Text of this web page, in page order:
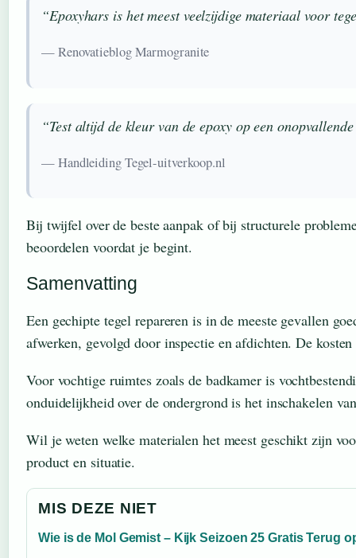
“Epoxyhars is het meest veelzijdige materiaal voor
— Renovatieblog Marmogranite
“Test altijd de kleur van de epoxy op een
— Handleiding Tegel-uitverkoop.nl
Bij twijfel over de beste aanpak of bij structurele
beoordelen voordat je begint.
Samenvatting
Een gechipte tegel repareren is in de meeste gevallen
afwerken, gevolgd door inspectie en afdichten. De
Voor vochtige ruimtes zoals de badkamer is
onduidelijkheid over de ondergrond is het inschakelen
Wil je weten welke materialen het meest geschikt zijn
product en situatie.
MIS DEZE NIET
Wie is de Mol Gemist – Kijk Seizoen 25 Gratis Terug